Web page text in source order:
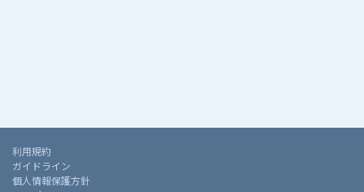
利用規約
ガイドライン
個人情報保護方針